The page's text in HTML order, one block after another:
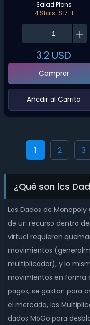
Salad Plans
4 Stars-S17-1
3.2 USD
Comprar
‌Añadir al Carrito‌
1 2 3
¿Qué son los
Los Dados de
de un recurso dentro
virtual requieren
movimientos
multiplicador), y lo
movimientos en forma
pagos, se gastan para
el mercado, los
dados MoGo para